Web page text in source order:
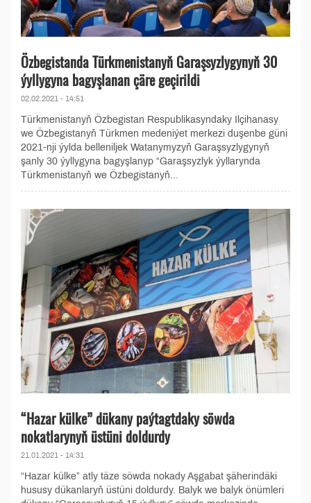
Özbegistanda Türkmenistanyň Garaşsyzlygynyň 30
ýyllygyna bagyşlanan çäre geçirildi
02.02.2021 - 14:51
Türkmenistanyň Özbegistan Respublikasyndaky Ilçihanasy
we Özbegistanyň Türkmen medeniýet merkezi duşenbe güni
2021-nji ýylda belleniljek Watanymyzyň Garaşsyzlygynyň
şanly 30 ýyllygyna bagyşlanyp “Garaşsyzlyk ýyllarynda
Türkmenistanyň we Özbegistanyň...
“Hazar külke” dükany paýtagtdaky söwda
nokatlarynyň üstüni doldurdy
21.01.2021 - 14:31
“Hazar külke” atly täze söwda nokady Aşgabat şäherindäki
hususy dükanlaryň üstüni doldurdy. Balyk we balyk önümleri